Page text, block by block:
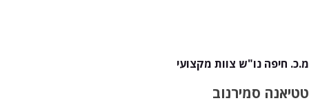
מ.כ. חיפה נו"ש צוות מקצועי
טטיאנה סמירנוב